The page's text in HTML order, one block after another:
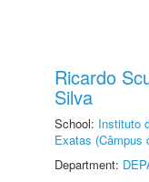
Ricardo
Silva
School: Instituto
Exatas (Câmpus
Department: